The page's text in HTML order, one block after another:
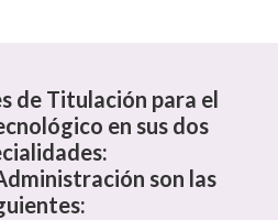
de Titulación para el
en sus dos
son las